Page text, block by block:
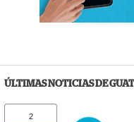
ÚLTIMAS NOTICIAS DE
2